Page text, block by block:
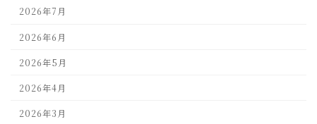
2026年7月
2026年6月
2026年5月
2026年4月
2026年3月